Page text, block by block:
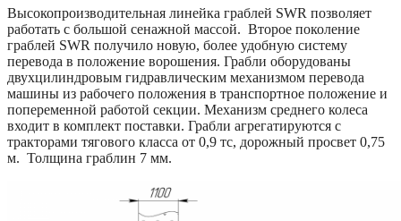
Высокопроизводительная линейка граблей SWR позволяет
работать с большой сенажной массой. Второе поколение
граблей SWR получило новую, более удобную систему
перевода в положение ворошения. Грабли оборудованы
двухцилиндровым гидравлическим механизмом перевода
машины из рабочего положения в транспортное положение и
попеременной работой секции. Механизм среднего колеса
входит в комплект поставки. Грабли агрегатируются с
тракторами тягового класса от 0,9 тс, дорожный просвет 0,75
м. Толщина граблин 7 мм.